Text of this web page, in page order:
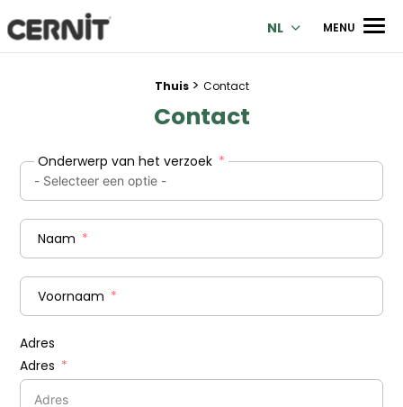
Cernit Une qualité haut de gamme pour des créations
NL MENU
Thuis > Contact
Contact
Onderwerp van het verzoek
Naam
Voornaam
Adres
Adres